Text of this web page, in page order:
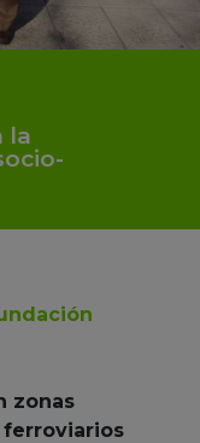
la
zonas
ferroviarios